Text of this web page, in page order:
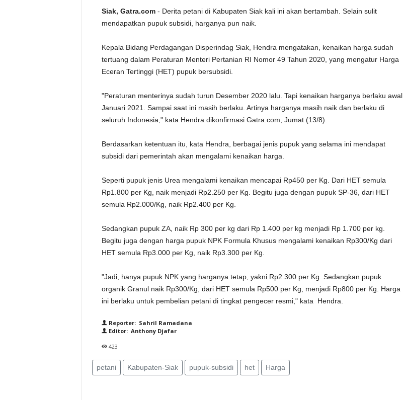
Siak, Gatra.com - Derita petani di Kabupaten Siak kali ini akan bertambah. Selain sulit
mendapatkan pupuk subsidi, harganya pun naik.
Kepala Bidang Perdagangan Disperindag Siak, Hendra mengatakan, kenaikan harga sudah
tertuang dalam Peraturan Menteri Pertanian RI Nomor 49 Tahun 2020, yang mengatur Harga
Eceran Tertinggi (HET) pupuk bersubsidi.
"Peraturan menterinya sudah turun Desember 2020 lalu. Tapi kenaikan harganya berlaku awal
Januari 2021. Sampai saat ini masih berlaku. Artinya harganya masih naik dan berlaku di
seluruh Indonesia," kata Hendra dikonfirmasi Gatra.com, Jumat (13/8).
Berdasarkan ketentuan itu, kata Hendra, berbagai jenis pupuk yang selama ini mendapat
subsidi dari pemerintah akan mengalami kenaikan harga.
Seperti pupuk jenis Urea mengalami kenaikan mencapai Rp450 per Kg. Dari HET semula
Rp1.800 per Kg, naik menjadi Rp2.250 per Kg. Begitu juga dengan pupuk SP-36, dari HET
semula Rp2.000/Kg, naik Rp2.400 per Kg.
Sedangkan pupuk ZA, naik Rp 300 per kg dari Rp 1.400 per kg menjadi Rp 1.700 per kg.
Begitu juga dengan harga pupuk NPK Formula Khusus mengalami kenaikan Rp300/Kg dari
HET semula Rp3.000 per Kg, naik Rp3.300 per Kg.
"Jadi, hanya pupuk NPK yang harganya tetap, yakni Rp2.300 per Kg. Sedangkan pupuk
organik Granul naik Rp300/Kg, dari HET semula Rp500 per Kg, menjadi Rp800 per Kg. Harga
ini berlaku untuk pembelian petani di tingkat pengecer resmi," kata Hendra.
Reporter: Sahril Ramadana
Editor: Anthony Djafar
423
petani Kabupaten-Siak pupuk-subsidi het Harga